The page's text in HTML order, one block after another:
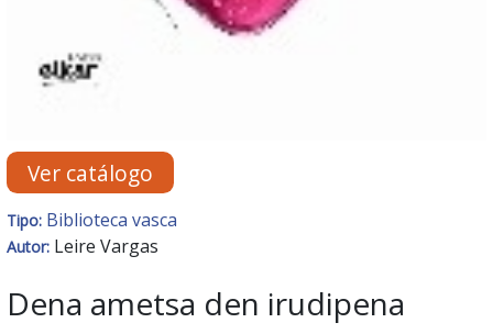
Ver catálogo
Tipo: Biblioteca vasca
Autor: Leire Vargas
Dena ametsa den irudipena